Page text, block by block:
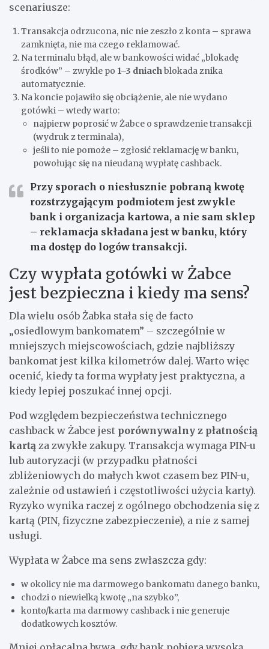
scenariusze:
Transakcja odrzucona, nic nie zeszło z konta – sprawa
zamknięta, nie ma czego reklamować.
Na terminalu błąd, ale w bankowości widać „blokadę
środków” – zwykle po 1–3 dniachblokada znika
automatycznie.
Na koncie pojawiło się obciążenie, ale nie wydano
gotówki – wtedy warto:
najpierw poprosić w Żabce o sprawdzenie transakcji
(wydruk z terminala),
jeśli to nie pomoże – zgłosić reklamację w banku,
powołując się na nieudaną wypłatę cashback.
Przy sporach o niesłusznie pobraną kwotę
rozstrzygającym podmiotem jest zwykle
bank i organizacja kartowa, a nie sam sklep
– reklamacja składana jest w banku, który
ma dostęp do logów transakcji.
Czy wypłata gotówki w Żabce
jest bezpieczna i kiedy ma sens?
Dla wielu osób Żabka stała się de facto
„osiedlowym bankomatem” – szczególnie w
mniejszych miejscowościach, gdzie najbliższy
bankomat jest kilka kilometrów dalej. Warto więc
ocenić, kiedy ta forma wypłaty jest praktyczna, a
kiedy lepiej poszukać innej opcji.
Pod względem bezpieczeństwa technicznego
cashback w Żabce jest porównywalny z płatnością
kartą za zwykłe zakupy. Transakcja wymaga PIN-u
lub autoryzacji (w przypadku płatności
zbliżeniowych do małych kwot czasem bez PIN-u,
zależnie od ustawień i częstotliwości użycia karty).
Ryzyko wynika raczej z ogólnego obchodzenia się z
kartą (PIN, fizyczne zabezpieczenie), a nie z samej
usługi.
Wypłata w Żabce ma sens zwłaszcza gdy:
w okolicy nie ma darmowego bankomatu danego banku,
chodzi o niewielką kwotę „na szybko”,
konto/karta ma darmowy cashback i nie generuje
dodatkowych kosztów.